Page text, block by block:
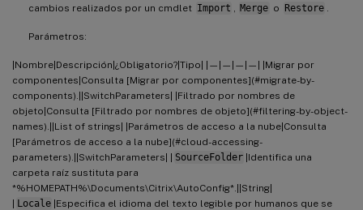
cambios realizados por un cmdlet Import Merge o Restore
Parámetros:
|Nombre|Descripción|¿Obligatorio?|Tipo| |—|—|—|—| |Migrar por
componentes|Consulta [Migrar por componentes](#migrate-by-
components).||SwitchParameters| |Filtrado por nombres de
objeto|Consulta [Filtrado por nombres de objeto](#filtering-by-object-
names).||List of strings| |Parámetros de acceso a la nube|Consulta
[Parámetros de acceso a la nube](#cloud-accessing-
parameters).||SwitchParameters| | SourceFolder |Identifica una
carpeta raíz sustituta para
*%HOMEPATH%\Documents\Citrix\AutoConfig*.||String|
| Locale |Especifica el idioma del texto legible por humanos que se